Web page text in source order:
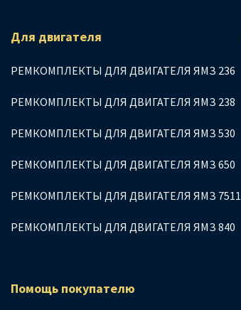
Для двигателя
РЕМКОМПЛЕКТЫ ДЛЯ ДВИГАТЕЛЯ ЯМЗ 236
РЕМКОМПЛЕКТЫ ДЛЯ ДВИГАТЕЛЯ ЯМЗ 238
РЕМКОМПЛЕКТЫ ДЛЯ ДВИГАТЕЛЯ ЯМЗ 530
РЕМКОМПЛЕКТЫ ДЛЯ ДВИГАТЕЛЯ ЯМЗ 650
РЕМКОМПЛЕКТЫ ДЛЯ ДВИГАТЕЛЯ ЯМЗ 7511
РЕМКОМПЛЕКТЫ ДЛЯ ДВИГАТЕЛЯ ЯМЗ 840
Помощь покупателю